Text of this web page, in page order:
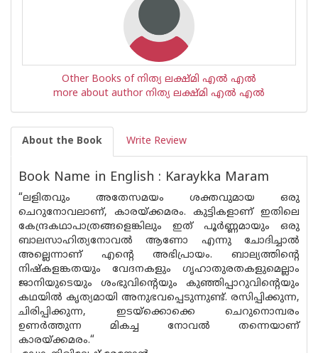
Other Books of നിത്യ ലക്ഷ്മി എല്‍ എല്‍
more about author നിത്യ ലക്ഷ്മി എല്‍ എല്‍
About the Book Write Review
Book Name in English : Karaykka Maram
“ലളിതവും അതേസമയം ശക്തവുമായ ഒരു
ചെറുനോവലാണ്, കാരയ്ക്കമരം. കുട്ടികളാണ് ഇതിലെ
കേന്ദ്രകഥാപാത്രങ്ങളെങ്കിലും ഇത് പൂർണ്ണമായും ഒരു
ബാലസാഹിത്യനോവൽ ആണോ എന്നു ചോദിച്ചാൽ
അല്ലെന്നാണ് എന്റെ അഭിപ്രായം. ബാല്യത്തിന്റെ
നിഷ്‌കളങ്കതയും വേദനകളും ഗൃഹാതുരതകളുമെല്ലാം
ജാനിയുടെയും ശംഭുവിൻ്റെയും കുഞ്ഞിപ്പാറുവിന്റെയും
കഥയിൽ കൃത്യമായി അനുഭവപ്പെടുന്നുണ്ട്. രസിപ്പിക്കുന്ന,
ചിരിപ്പിക്കുന്ന, ഇടയ്ക്കൊക്കെ ചെറുനൊമ്പരം
ഉണർത്തുന്ന മികച്ച നോവൽ തന്നെയാണ്
കാരയ്ക്കമരം.“